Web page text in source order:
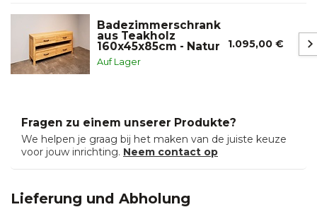
Badezimmerschrank
aus Teakholz
160x45x85cm - Natur
Auf Lager
1.095,00 €
Fragen zu einem unserer Produkte?
We helpen je graag bij het maken van de juiste keuze
voor jouw inrichting. Neem contact op
Lieferung und Abholung